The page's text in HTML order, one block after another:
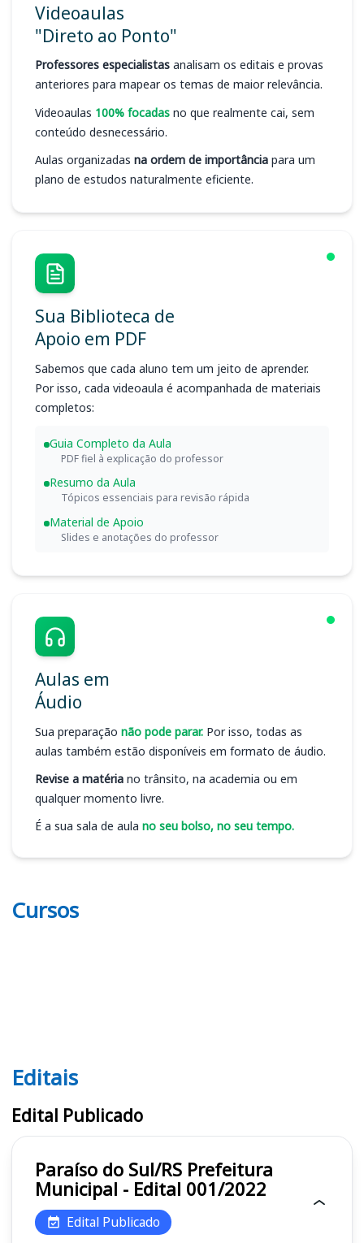
Videoaulas
"Direto ao Ponto"
Professores especialistas analisam os editais e provas
anteriores para mapear os temas de maior relevância.
Videoaulas 100% focadas no que realmente cai, sem
conteúdo desnecessário.
Aulas organizadas na ordem de importância para um
plano de estudos naturalmente eficiente.
Sua Biblioteca de
Apoio em PDF
Sabemos que cada aluno tem um jeito de aprender.
Por isso, cada videoaula é acompanhada de materiais
completos:
Guia Completo da Aula
PDF fiel à explicação do professor
Resumo da Aula
Tópicos essenciais para revisão rápida
Material de Apoio
Slides e anotações do professor
Aulas em
Áudio
Sua preparação não pode parar. Por isso, todas as
aulas também estão disponíveis em formato de áudio.
Revise a matéria no trânsito, na academia ou em
qualquer momento livre.
É a sua sala de aula no seu bolso, no seu tempo.
Cursos
Editais
Editais
Edital Publicado
Paraíso do Sul/RS Prefeitura
Municipal - Edital 001/2022
Edital Publicado